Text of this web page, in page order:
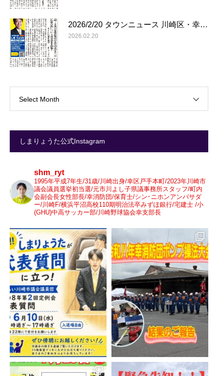
2026/2/20 タウンニュース 川崎区・幸…
2026.02.20
Select Month
しまりょうた公式Instagram
shm_ryt
1995年平成7年生/31歳/川崎出身/幸区戸手本町/2023年川崎市
議会議員選挙初当選/元市川よし子県議事務所スタッフ/町内
会副会長女性部長/幸消防団/保育士/シン･ニホンアンバサダ
ー/川崎F/横浜平沼高校110期明治法卒みずほ銀行/宅建士 /小
(GHU)中高サッカー部/川崎野球協会幸支部長